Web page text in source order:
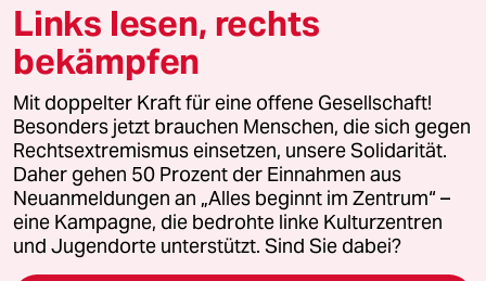
© 2026 taz Verlags und Vertriebs GmbH
Alle Rechte vorbehalten. Bei rechtlichen Fragen oder für Genehmigungen
wenden Sie sich bitte an
lizenzen@taz.de
Feedback Redaktionsstatut Kommune-Richtlinien
Leitlinie Informant Datenschutz Impressum AGB
Links lesen, rechts
bekämpfen
Mit doppelter Kraft für eine offene Gesellschaft!
Besonders jetzt brauchen Menschen, die sich gegen
Rechtsextremismus einsetzen, unsere Solidarität.
Daher gehen 50 Prozent der Einnahmen aus
Neuanmeldungen an „Alles beginnt im Zentrum“ –
eine Kampagne, die bedrohte linke Kulturzentren
und Jugendorte unterstützt. Sind Sie dabei?